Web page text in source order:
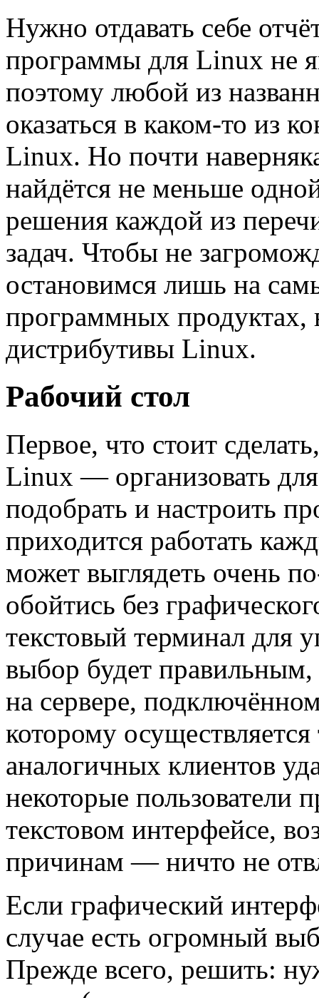
Нужно отдавать себе
программы для Linux не
поэтому любой из
оказаться в каком-то из
Linux. Но почти
найдётся не меньше
решения каждой из
задач. Чтобы не
остановимся лишь на
программных продуктах,
дистрибутивы Linux.
Рабочий стол
Первое, что стоит
Linux — организовать
подобрать и настроить
приходится работать
может выглядеть очень
обойтись без
текстовый терминал для
выбор будет правильным,
на сервере,
которому
аналогичных клиентов
некоторые пользователи
текстовом интерфейсе,
причинам — ничто не
Если графический
случае есть огромный
Прежде всего, решить: